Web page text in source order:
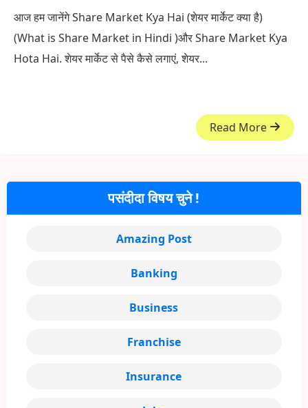
आज हम जानेंगे Share Market Kya Hai (शेयर मार्केट क्या है)
(What is Share Market in Hindi )और Share Market Kya
Hota Hai. शेयर मार्केट से पैसे कैसे लगाएं, शेयर...
Read More
पसंदीदा विषय चुने !
Amazing Post
Banking
Business
Franchise
Insurance